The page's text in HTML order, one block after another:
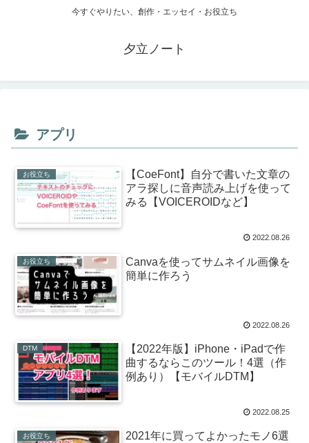
今すぐやりたい、創作・エッセイ・お役立ち
夕立ノート
アプリ
お役立ち
【CoeFont】自分で書いた文章の
アラ探しに音声読み上げを使って
みる【VOICEROIDなど】
2022.08.26
お役立ち
Canvaを使ってサムネイル画像を
簡単に作ろう
2022.08.26
DTM
【2022年版】iPhone・iPadで作
曲するならこのツール！4選（作
例あり）【モバイルDTM】
2022.08.25
お役立ち
2021年に買ってよかったモノ6選